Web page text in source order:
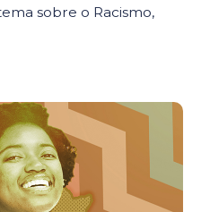
sobre o Racismo,